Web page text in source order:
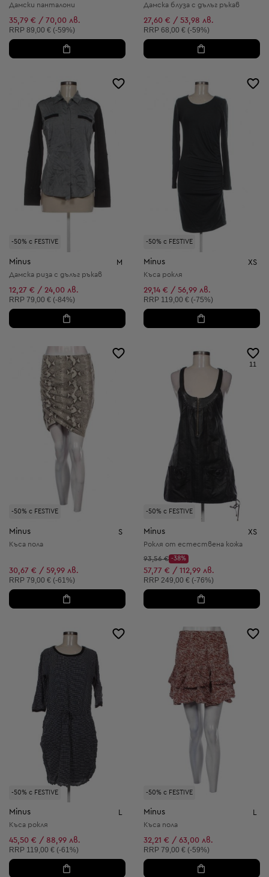
Дамски панталони
35,79 € / 70,00 лв.
Препоръчителна цена:
RRP 89,00 € (-59%)
Дамска блуза с дълъг ръкав
27,60 € / 53,98 лв.
Препоръчителна цена:
RRP 68,00 € (-59%)
-50% с FESTIVE
Minus M
Дамска риза с дълъг ръкав
12,27 € / 24,00 лв.
Препоръчителна цена:
RRP 79,00 € (-84%)
-50% с FESTIVE
Minus XS
Къса рокля
29,14 € / 56,99 лв.
Препоръчителна цена:
RRP 119,00 € (-75%)
-50% с FESTIVE
Minus S
Къса пола
30,67 € / 59,99 лв.
Препоръчителна цена:
RRP 79,00 € (-61%)
-50% с FESTIVE
11
Minus XS
Рокля от естествена кожа
Начална цена:
93,56 €
Discount Price:
-38%
Намалена цена:
57,77 € / 112,99 лв.
Препоръчителна цена:
RRP 249,00 € (-76%)
-50% с FESTIVE
Minus
Къса рокля
45,50 € / 88,99 лв.
Препоръчителна цена:
RRP 119,00 € (-61%)
-50% с FESTIVE
Minus
Къса пола
32,21 € / 63,00 лв.
Препоръчителна цена:
RRP 79,00 € (-59%)